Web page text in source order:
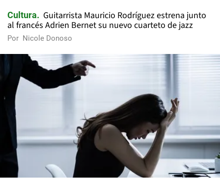
Cultura
Guitarrista Mauricio Rodríguez estrena junto
al francés Adrien Bernet su nuevo cuarteto de jazz
Por Nicole Donoso